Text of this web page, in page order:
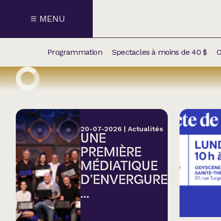
MENU
NOS
Humour
Programmation Spectacles à moins de 40 $
20-07-2026 | Actualités
UNE
PREMIÈRE
MÉDIATIQUE
D’ENVERGURE
...